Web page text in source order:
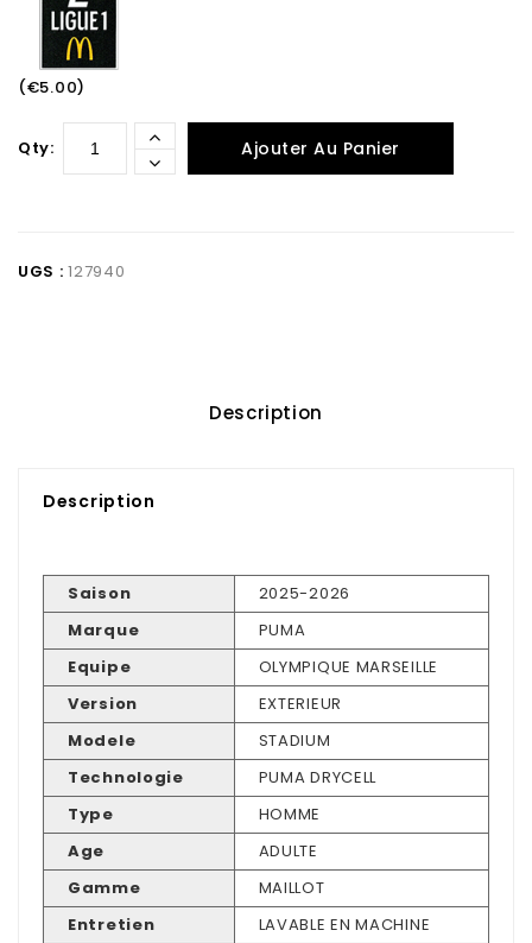
(€5.00)
Qty: Ajouter Au Panier
UGS :127940
Description
Description
Saison
2025-2026
Marque
PUMA
Equipe
OLYMPIQUE MARSEILLE
Version
EXTERIEUR
Modele
STADIUM
Technologie
PUMA DRYCELL
Type
HOMME
Age
ADULTE
Gamme
MAILLOT
Entretien
LAVABLE EN MACHINE